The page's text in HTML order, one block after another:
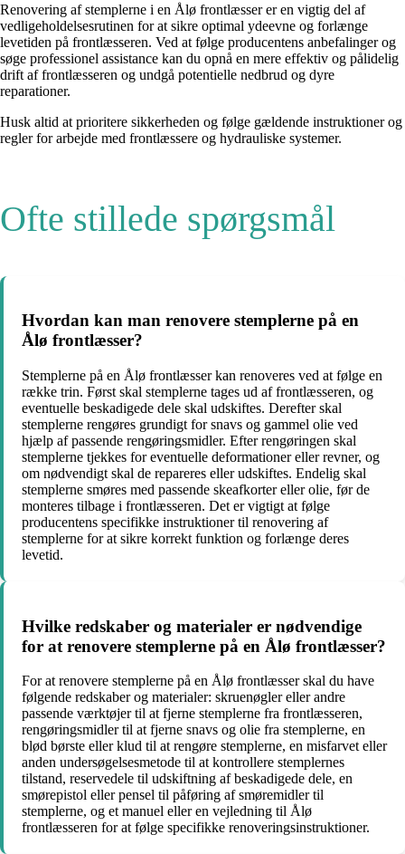
Renovering af stemplerne i en Ålø frontlæsser er en vigtig del af
vedligeholdelsesrutinen for at sikre optimal ydeevne og forlænge
levetiden på frontlæsseren. Ved at følge producentens anbefalinger og
søge professionel assistance kan du opnå en mere effektiv og pålidelig
drift af frontlæsseren og undgå potentielle nedbrud og dyre
reparationer.
Husk altid at prioritere sikkerheden og følge gældende instruktioner og
regler for arbejde med frontlæssere og hydrauliske systemer.
Ofte stillede spørgsmål
Hvordan kan man renovere stemplerne på en
Ålø frontlæsser?
Stemplerne på en Ålø frontlæsser kan renoveres ved at følge en
række trin. Først skal stemplerne tages ud af frontlæsseren, og
eventuelle beskadigede dele skal udskiftes. Derefter skal
stemplerne rengøres grundigt for snavs og gammel olie ved
hjælp af passende rengøringsmidler. Efter rengøringen skal
stemplerne tjekkes for eventuelle deformationer eller revner, og
om nødvendigt skal de repareres eller udskiftes. Endelig skal
stemplerne smøres med passende skeafkorter eller olie, før de
monteres tilbage i frontlæsseren. Det er vigtigt at følge
producentens specifikke instruktioner til renovering af
stemplerne for at sikre korrekt funktion og forlænge deres
levetid.
Hvilke redskaber og materialer er nødvendige
for at renovere stemplerne på en Ålø frontlæsser?
For at renovere stemplerne på en Ålø frontlæsser skal du have
følgende redskaber og materialer: skruenøgler eller andre
passende værktøjer til at fjerne stemplerne fra frontlæsseren,
rengøringsmidler til at fjerne snavs og olie fra stemplerne, en
blød børste eller klud til at rengøre stemplerne, en misfarvet eller
anden undersøgelsesmetode til at kontrollere stemplernes
tilstand, reservedele til udskiftning af beskadigede dele, en
smørepistol eller pensel til påføring af smøremidler til
stemplerne, og et manuel eller en vejledning til Ålø
frontlæsseren for at følge specifikke renoveringsinstruktioner.